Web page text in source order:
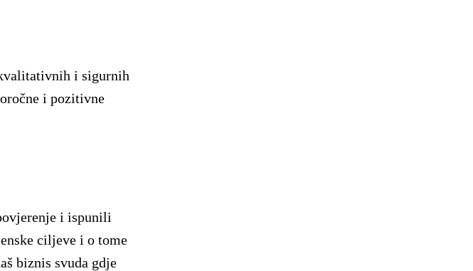
i sigurnih
i pozitivne
i ispunili
ciljeve i o tome
biznis svuda gdje